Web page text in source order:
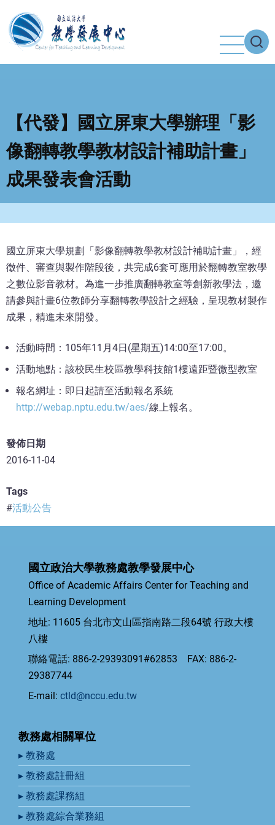
至
主
【代發】國立屏東大學辦理「影
像翻轉教學教材設計補助計畫」
成果發表會活動
國立屏東大學規劃「影像翻轉教學教材設計補助計畫」，經
徵件、審查與製作階段後，共完成6套可應用於翻轉教室教學
之數位影音教材。為進一步推廣翻轉教室等創新教學法，邀
請參與計畫6位教師分享翻轉教學設計之經驗，呈現教材製作
成果，精進未來開發。
活動時間：105年11月4日(星期五)14:00至17:00。
活動地點：該校民生校區教學科技館1樓遠距暨微型教室
報名網址：即日起請至活動報名系統
http://webap.nptu.edu.tw/aes/線上報名。
發佈日期
2016-11-04
Tags
活動公告
國立政治大學教務處教學發展中心
Office of Academic Affairs Center for Teaching and
Learning Development
地址: 11605 台北市文山區指南路二段64號 行政大樓
八樓
聯絡電話: 886-2-29393091#62853 FAX: 886-2-
29387744
E-mail: ctld@nccu.edu.tw
教務處相關單位
▸ 教務處
▸ 教務處註冊組
▸ 教務處課務組
▸ 教務處綜合業務組